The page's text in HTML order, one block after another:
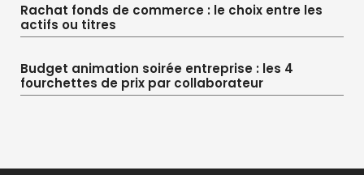
Rachat fonds de commerce : le choix entre les
actifs ou titres
Budget animation soirée entreprise : les 4
fourchettes de prix par collaborateur